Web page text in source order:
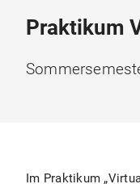
Praktikum
Im Praktikum